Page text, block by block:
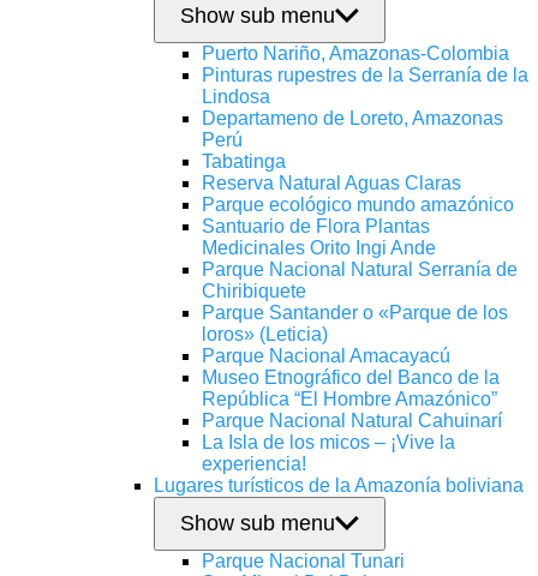
Show sub menu
Puerto Nariño, Amazonas-Colombia
Pinturas rupestres de la Serranía de la
Lindosa
Departameno de Loreto, Amazonas
Perú
Tabatinga
Reserva Natural Aguas Claras
Parque ecológico mundo amazónico
Santuario de Flora Plantas
Medicinales Orito Ingi Ande
Parque Nacional Natural Serranía de
Chiribiquete
Parque Santander o «Parque de los
loros» (Leticia)
Parque Nacional Amacayacú
Museo Etnográfico del Banco de la
República “El Hombre Amazónico”
Parque Nacional Natural Cahuinarí
La Isla de los micos – ¡Vive la
experiencia!
Lugares turísticos de la Amazonía boliviana
Show sub menu
Parque Nacional Tunari